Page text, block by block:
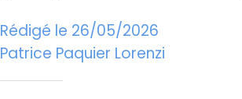
Rédigé le 26/05/2026
Patrice Paquier Lorenzi